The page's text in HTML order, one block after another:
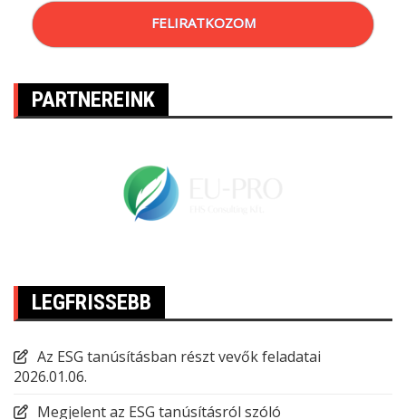
FELIRATKOZOM
PARTNEREINK
LEGFRISSEBB
Az ESG tanúsításban részt vevők feladatai
2026.01.06.
Megjelent az ESG tanúsításról szóló